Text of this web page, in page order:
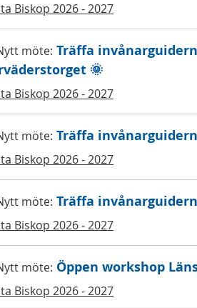
Biskop 2026 - 2027
möte: Träffa
🌞
Biskop 2026 - 2027
möte: Träffa
Biskop 2026 - 2027
möte: Träffa
Biskop 2026 - 2027
möte: Öppen workshop
Biskop 2026 - 2027